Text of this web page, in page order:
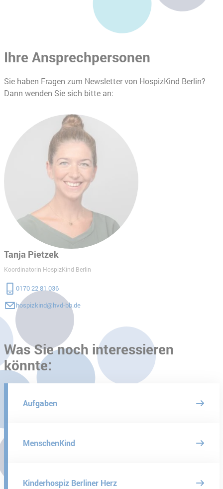
Ihre Ansprechpersonen
Sie haben Fragen zum Newsletter von HospizKind Berlin?
Dann wenden Sie sich bitte an:
Tanja Pietzek
Koordinatorin HospizKind Berlin
0170 22 81 036
hospizkind@hvd-bb.de
Was Sie noch interessieren
könnte:
Aufgaben
MenschenKind
Kinderhospiz Berliner Herz